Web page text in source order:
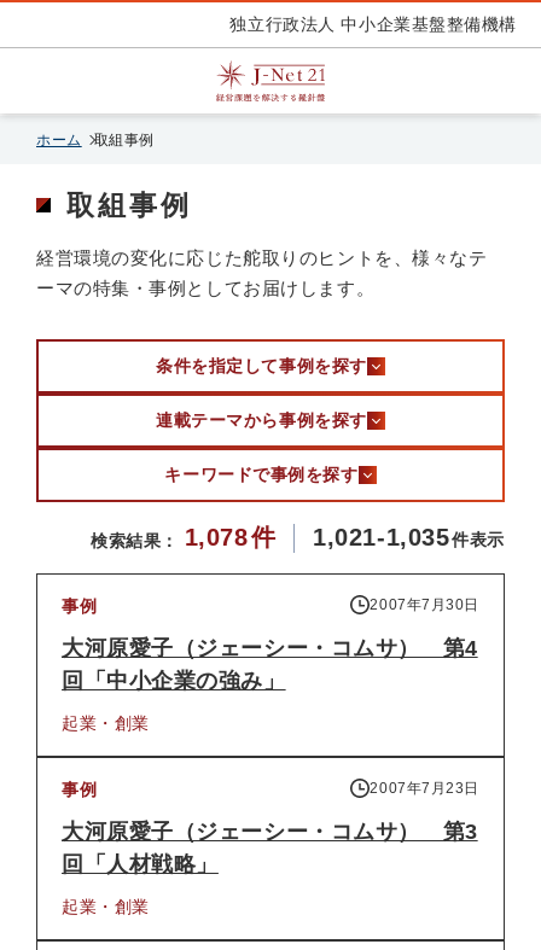
独立行政法人 中小企業基盤整備機構
ホーム 取組事例
取組事例
経営環境の変化に応じた舵取りのヒントを、様々なテ
ーマの特集・事例としてお届けします。
条件を指定して事例を探す
連載テーマから事例を探す
キーワードで事例を探す
検索結果： 1,078件 1,021-1,035件表示
事例 2007年7月30日
大河原愛子（ジェーシー・コムサ） 第4
回「中小企業の強み」
起業・創業
事例 2007年7月23日
大河原愛子（ジェーシー・コムサ） 第3
回「人材戦略」
起業・創業